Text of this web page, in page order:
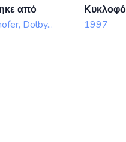
από
Dolby...
1997